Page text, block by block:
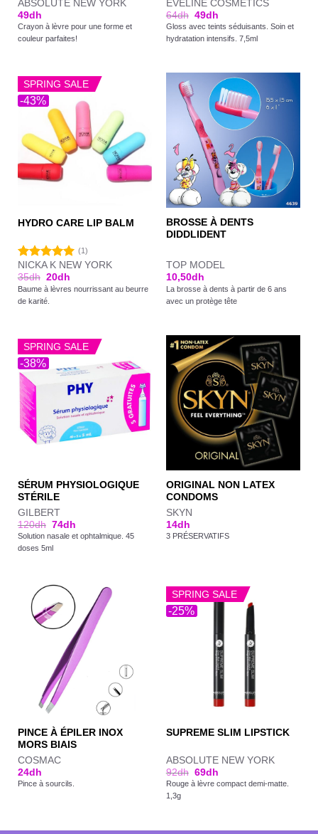
ABSOLUTE NEW YORK
49dh
Crayon à lèvre pour une forme et
couleur parfaites!
EVELINE COSMETICS
64dh 49dh
Gloss avec teints séduisants. Soin et
hydratation intensifs. 7,5ml
-43%
SPRING SALE
HYDRO CARE LIP BALM
Note5.00
sur 5
(1)
NICKA K NEW YORK
35dh 20dh
Baume à lèvres nourrissant au beurre
de karité.
BROSSE À DENTS
DIDDLIDENT
TOP MODEL
10,50dh
La brosse à dents à partir de 6 ans
avec un protège tête
-38%
SPRING SALE
SÉRUM PHYSIOLOGIQUE
STÉRILE
GILBERT
120dh 74dh
Solution nasale et ophtalmique. 45
doses 5ml
ORIGINAL NON LATEX
CONDOMS
SKYN
14dh
3 PRÉSERVATIFS
PINCE À ÉPILER INOX
MORS BIAIS
COSMAC
24dh
Pince à sourcils.
-25%
SPRING SALE
SUPREME SLIM LIPSTICK
ABSOLUTE NEW YORK
92dh 69dh
Rouge à lèvre compact demi-matte.
1,3g